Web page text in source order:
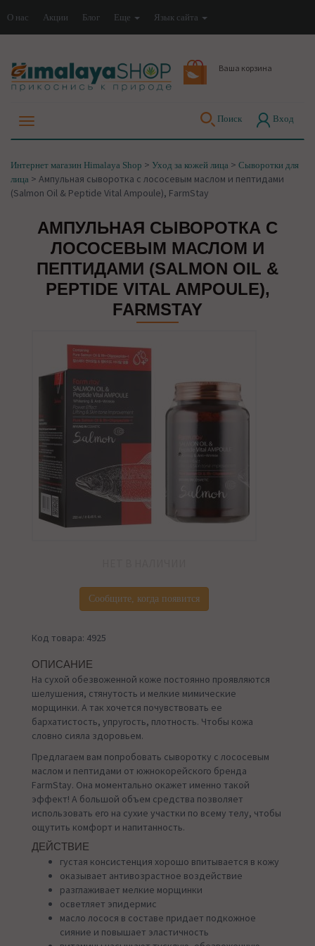
О нас Акции Блог Еще Язык сайта
Ваша корзина
Поиск Вход
Интернет магазин Himalaya Shop > Уход за кожей лица > Сыворотки для
лица > Ампульная сыворотка с лососевым маслом и пептидами
(Salmon Oil & Peptide Vital Ampoule), FarmStay
АМПУЛЬНАЯ СЫВОРОТКА С
ЛОСОСЕВЫМ МАСЛОМ И
ПЕПТИДАМИ (SALMON OIL &
PEPTIDE VITAL AMPOULE),
FARMSTAY
Сообщите, когда появится
Код товара: 4925
ОПИСАНИЕ
На сухой обезвоженной коже постоянно проявляются
шелушения, стянутость и мелкие мимические
морщинки. А так хочется почувствовать ее
бархатистость, упругость, плотность. Чтобы кожа
словно сияла здоровьем.
Предлагаем вам попробовать сыворотку с лососевым
маслом и пептидами от южнокорейского бренда
FarmStay. Она моментально окажет именно такой
эффект! А большой объем средства позволяет
использовать его на сухие участки по всему телу, чтобы
ощутить комфорт и напитанность.
ДЕЙСТВИЕ
густая консистенция хорошо впитывается в кожу
оказывает антивозрастное воздействие
разглаживает мелкие морщинки
осветляет эпидермис
масло лосося в составе придает подкожное
сияние и повышает эластичность